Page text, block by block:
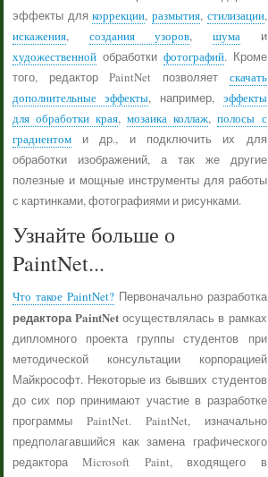
эффекты длякоррекции, размытия, стилизации,
искажения, создания узоров, шумаи
художественнойобработки фотографий. Кроме
того, редактор PaintNet позволяет скачать
дополнительные эффекты, например, эффекты
для обработки края,мозаика коллаж,полосы с
градиентоми др., и подключить их для
обработки изображений, а так же другие
полезные и мощные инструменты для работы
с картинками, фотографиями и рисунками.
Узнайте больше о
PaintNet...
Что такое PaintNet?Первоначально разработка
редактора PaintNet осуществлялась в рамках
дипломного проекта группы студентов при
методической консультации корпорацией
Майкрософт. Некоторые из бывших студентов
до сих пор принимают участие в разработке
программы PaintNet. PaintNet, изначально
предполагавшийся как замена графического
редактора Microsoft Paint, входящего в